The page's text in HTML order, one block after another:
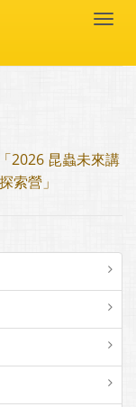
2026 昆蟲未來講
索營」